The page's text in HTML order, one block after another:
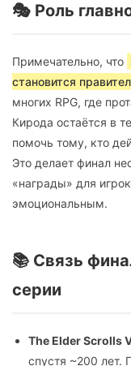
🎭 Роль
Примечательно, что
становится
многих RPG, где
Кирода остаётся в
помочь тому, кто
Это делает финал
«награды» для
эмоциональным.
📚 Связь
серии
The Elder Scrolls
спустя ~200 лет.